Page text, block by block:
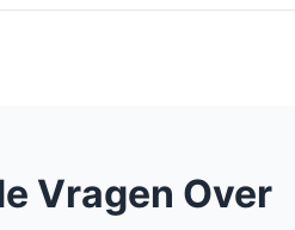
Vragen Over